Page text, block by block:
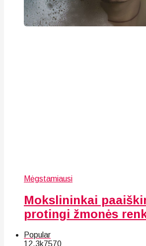
Mėgstamiausi
Mokslininkai
protingi žmonės
Popular
12.3k7570